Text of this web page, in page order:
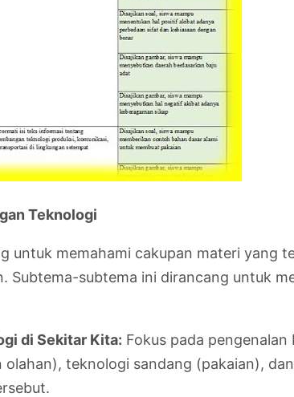
Teknologi
untuk memahami cakupan materi yang
Subtema-subtema ini dirancang untuk
di Sekitar Kita: Fokus pada
teknologi sandang (pakaian),